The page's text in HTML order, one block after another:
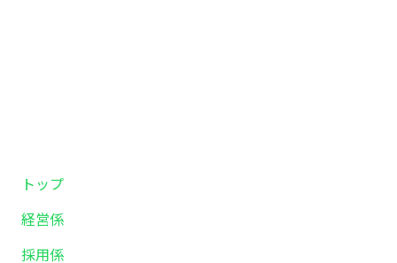
トップ
経営係
採用係